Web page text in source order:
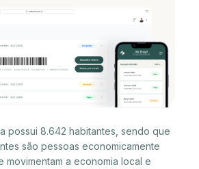
possui 8.642 habitantes, sendo que
são pessoas economicamente
movimentam a economia local e